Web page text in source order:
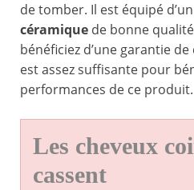
de tomber. Il est équipé d’un
céramique de bonne
bénéficiez d’une garantie
est assez suffisante pour
performances de ce produit.
Les cheveux
cassent